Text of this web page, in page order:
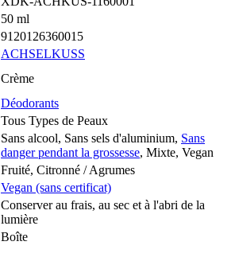
50 ml
9120126360015
ACHSELKUSS
Crème
Déodorants
Tous Types de Peaux
Sans alcool, Sans sels d'aluminium, Sans
danger pendant la grossesse, Mixte, Vegan
Fruité, Citronné / Agrumes
Vegan (sans certificat)
Conserver au frais, au sec et à l'abri de la
lumière
Boîte